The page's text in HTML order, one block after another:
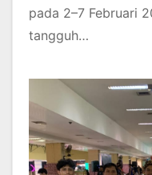
pada 2–7 Februari
tangguh…